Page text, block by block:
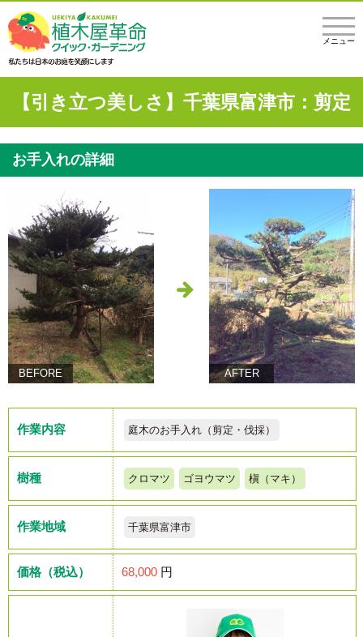
メニュー
【引き立つ美しさ】千葉県富津市：剪定
お手入れの詳細
BEFORE AFTER
作業内容 庭木のお手入れ（剪定・伐採）
樹種 クロマツ ゴヨウマツ 槇（マキ）
作業地域 千葉県富津市
価格（税込） 68,000 円